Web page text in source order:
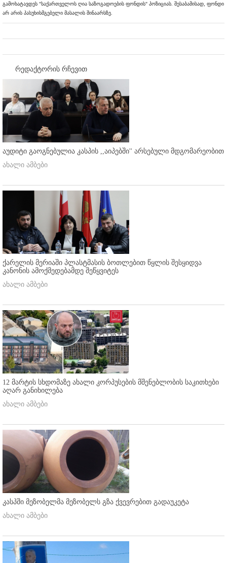
გამოხატავდეს "საქართველოს ღია საზოგადოების ფონდის" პოზიციას. შესაბამისად, ფონდი
არ არის პასუხისმგებელი მასალის შინაარსზე.
რედაქტორის რჩევით
აუდიტი გაოგნებულია კასპის ,,აიპებში'' არსებული მდგომარეობით
ახალი ამბები
ქარელის მერიაში პლასტმასის ბოთლებით წყლის შესყიდვა
კანონის ამოქმედებამდე შეწყვიტეს
ახალი ამბები
12 მარტის სხდომაზე ახალი კორპუსების მშენებლობის საკითხები
აღარ განიხილება
ახალი ამბები
კასპში მეზობელმა მეზობელს გზა ქვევრებით გადაუკეტა
ახალი ამბები